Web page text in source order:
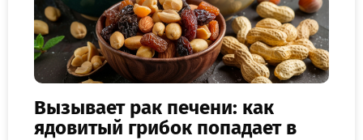
Вызывает рак печени: как
ядовитый грибок попадает в